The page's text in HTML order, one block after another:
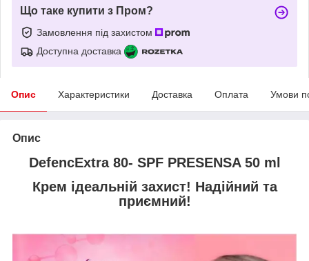
Що таке купити з Пром?
Замовлення під захистом
Доступна доставка
Опис Характеристики Доставка Оплата Умови
Опис
DefencExtra 80- SPF PRESENSA 50 ml
Крем ідеальній захист! Надійний та
приємний!